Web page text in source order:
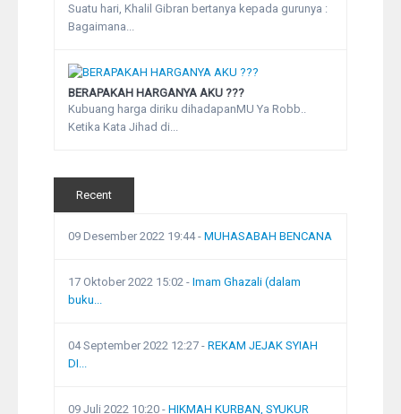
Suatu hari, Khalil Gibran bertanya kepada gurunya :
Bagaimana...
BERAPAKAH HARGANYA AKU ???
Kubuang harga diriku dihadapanMU Ya Robb..
Ketika Kata Jihad di...
Recent
09 Desember 2022 19:44- MUHASABAH BENCANA
17 Oktober 2022 15:02 - Imam Ghazali (dalam
buku...
04 September 2022 12:27 - REKAM JEJAK SYIAH
DI...
09 Juli 2022 10:20 - HIKMAH KURBAN, SYUKUR